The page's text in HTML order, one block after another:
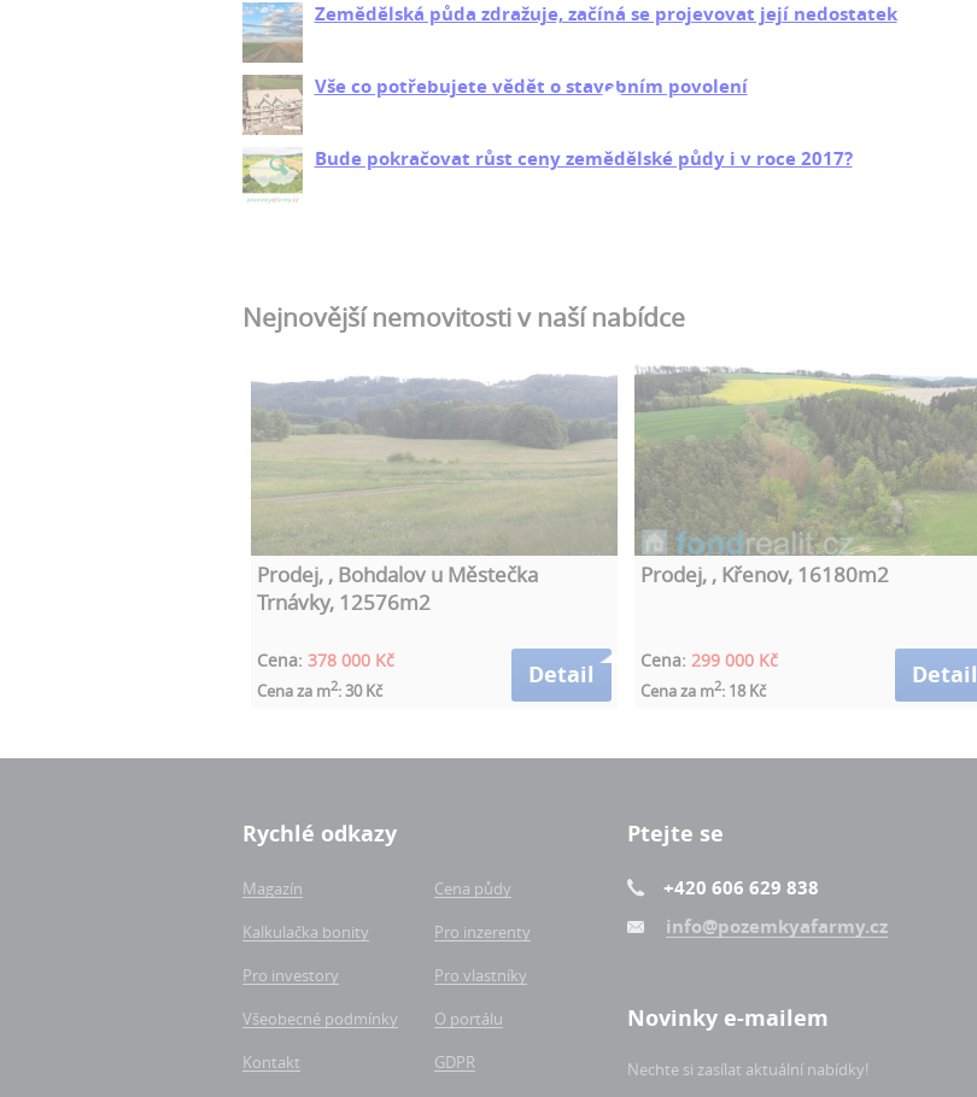
Zemědělská půda zdražuje, začíná se projevovat její nedostatek
Vše co potřebujete vědět o stavebním povolení
Bude pokračovat růst ceny zemědělské půdy i v roce 2017?
Nejnovější nemovitosti v naší nabídce
Prodej, , Bohdalov u Městečka
Trnávky, 12576m2
Cena: 378 000 Kč
Cena za m2: 30 Kč
Detail
Prodej, , Křenov, 16180m2
Cena: 299 000 Kč
Cena za m2: 18 Kč
Detail
Rychlé odkazy
Magazín
Cena půdy
Kalkulačka bonity
Pro inzerenty
Pro investory
Pro vlastníky
Všeobecné podmínky
O portálu
Kontakt
GDPR
Ptejte se
+420 606 629 838
info@pozemkyafarmy.cz
Novinky e-mailem
Nechte si zasílat aktuální nabídky!